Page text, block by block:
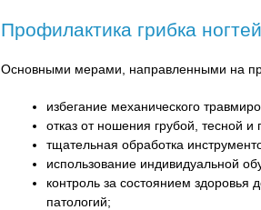
Профилактика грибка
Основными мерами, направленными на
избегание механического
отказ от ношения грубой, тесной и
тщательная обработка
использование индивидуальной
контроль за состоянием
патологий;